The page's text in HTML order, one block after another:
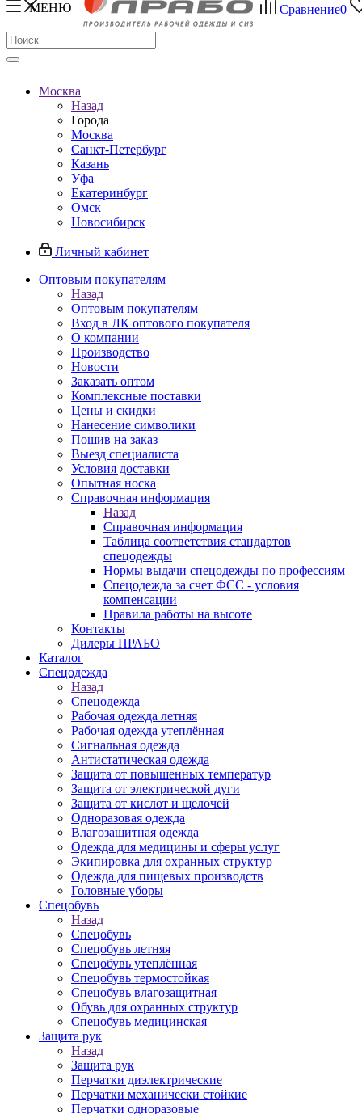
МЕНЮ Сравнение0
Москва
Назад
Города
Москва
Санкт-Петербург
Казань
Уфа
Екатеринбург
Омск
Новосибирск
Личный кабинет
Оптовым покупателям
Назад
Оптовым покупателям
Вход в ЛК оптового покупателя
О компании
Производство
Новости
Заказать оптом
Комплексные поставки
Цены и скидки
Нанесение символики
Пошив на заказ
Выезд специалиста
Условия доставки
Опытная носка
Справочная информация
Назад
Справочная информация
Таблица соответствия стандартов
спецодежды
Нормы выдачи спецодежды по профессиям
Спецодежда за счет ФСС - условия
компенсации
Правила работы на высоте
Контакты
Дилеры ПРАБО
Каталог
Спецодежда
Назад
Спецодежда
Рабочая одежда летняя
Рабочая одежда утеплённая
Сигнальная одежда
Антистатическая одежда
Защита от повышенных температур
Защита от электрической дуги
Защита от кислот и щелочей
Одноразовая одежда
Влагозащитная одежда
Одежда для медицины и сферы услуг
Экипировка для охранных структур
Одежда для пищевых производств
Головные уборы
Спецобувь
Назад
Спецобувь
Спецобувь летняя
Спецобувь утеплённая
Спецобувь термостойкая
Спецобувь влагозащитная
Обувь для охранных структур
Спецобувь медицинская
Защита рук
Назад
Защита рук
Перчатки диэлектрические
Перчатки механически стойкие
Перчатки одноразовые